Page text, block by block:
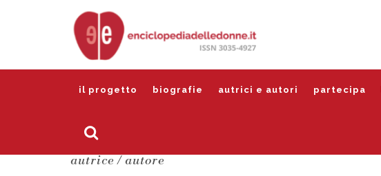
il progetto biografie autrici e autori partecipa
autrice / autore